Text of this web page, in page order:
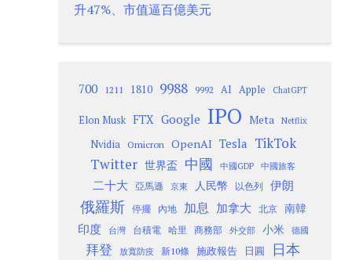
升47%、市值逼百億美元
700 1211 1810 9988 9992 AI Apple ChatGPT
Elon Musk FTX Google IPO Meta Netflix
Nvidia Omicron OpenAI Tesla TikTok
Twitter 世界盃 中國 中國GDP 中國旅客
二十大 亞馬遜 京東 人民幣 以色列 伊朗
俄羅斯 停擺 內地 加息 加拿大 北京
南韓
印度
台灣 台積電 哈里 商務部 外交部 小米 德國
拜登 放寬防疫 新10條 施政報告 日圓 日本